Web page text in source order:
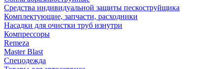
Средства индивидуальной защиты пескоструйщика
Комплектующие, запчасти, расходники
Насадки для очистки труб изнутри
Компрессоры
Remeza
Master Blast
Спецодежда